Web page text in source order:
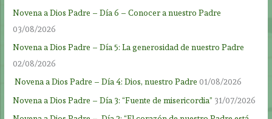
Novena a Dios Padre – Día 6 – Conocer a nuestro Padre
03/08/2026
Novena a Dios Padre – Día 5: La generosidad de nuestro Padre
02/08/2026
Novena a Dios Padre – Día 4: Dios, nuestro Padre 01/08/2026
Novena a Dios Padre – Día 3: “Fuente de misericordia” 31/07/2026